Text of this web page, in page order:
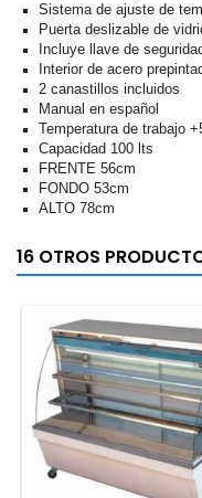
Sistema de ajuste de
Puerta deslizable de
Incluye llave de
Interior de acero
2 canastillos incluidos
Manual en español
Temperatura de trabajo
Capacidad 100 lts
FRENTE 56cm
FONDO 53cm
ALTO 78cm
16 OTROS